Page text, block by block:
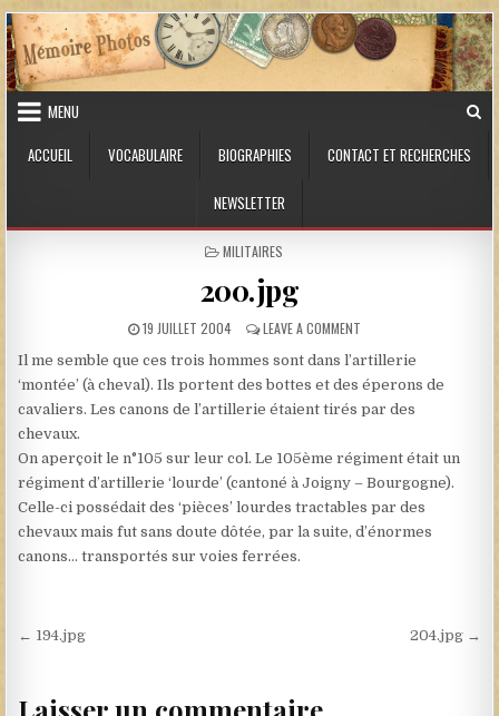
Skip to content
MENU
ACCUEIL
VOCABULAIRE BIOGRAPHIES CONTACT ET RECHERCHES
NEWSLETTER
POSTED IN
MILITAIRES
200.jpg
PUBLISHED DATE:
19 JUILLET 2004 LEAVE A COMMENTON 200.JPG
Il me semble que ces trois hommes sont dans l’artillerie
‘montée’ (à cheval). Ils portent des bottes et des éperons de
cavaliers. Les canons de l’artillerie étaient tirés par des
chevaux.
On aperçoit le n°105 sur leur col. Le 105ème régiment était un
régiment d’artillerie ‘lourde’ (cantoné à Joigny – Bourgogne).
Celle-ci possédait des ‘pièces’ lourdes tractables par des
chevaux mais fut sans doute dôtée, par la suite, d’énormes
canons… transportés sur voies ferrées.
Navigation de l’article
← 194.jpg 204.jpg →